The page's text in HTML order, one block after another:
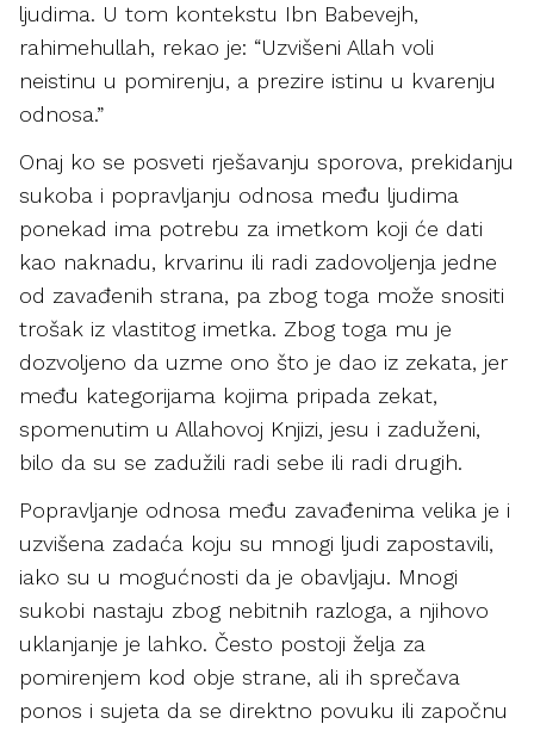
ljudima. U tom kontekstu Ibn Babevejh,
rahimehullah, rekao je: “Uzvišeni Allah voli
neistinu u pomirenju, a prezire istinu u kvarenju
odnosa.”
Onaj ko se posveti rješavanju sporova, prekidanju
sukoba i popravljanju odnosa među ljudima
ponekad ima potrebu za imetkom koji će dati
kao naknadu, krvarinu ili radi zadovoljenja jedne
od zavađenih strana, pa zbog toga može snositi
trošak iz vlastitog imetka. Zbog toga mu je
dozvoljeno da uzme ono što je dao iz zekata, jer
među kategorijama kojima pripada zekat,
spomenutim u Allahovoj Knjizi, jesu i zaduženi,
bilo da su se zadužili radi sebe ili radi drugih.
Popravljanje odnosa među zavađenima velika je i
uzvišena zadaća koju su mnogi ljudi zapostavili,
iako su u mogućnosti da je obavljaju. Mnogi
sukobi nastaju zbog nebitnih razloga, a njihovo
uklanjanje je lahko. Često postoji želja za
pomirenjem kod obje strane, ali ih sprečava
ponos i sujeta da se direktno povuku ili započnu